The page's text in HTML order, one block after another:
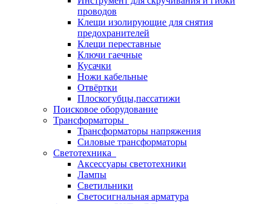
проводов
Клещи изолирующие для снятия
предохранителей
Клещи переставные
Ключи гаечные
Кусачки
Ножи кабельные
Отвёртки
Плоскогубцы,пассатижи
Поисковое оборудование
Трансформаторы
Трансформаторы напряжения
Силовые трансформаторы
Светотехника
Аксессуары светотехники
Лампы
Светильники
Светосигнальная арматура